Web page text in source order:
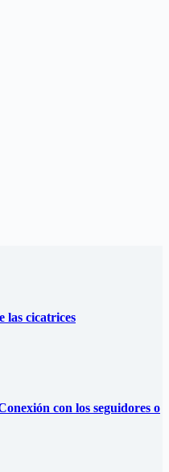
las cicatrices
con los seguidores o